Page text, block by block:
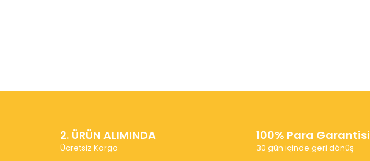
2. ÜRÜN ALIMINDA
Ücretsiz Kargo
100% Para Garantisi
30 gün içinde geri dönüş